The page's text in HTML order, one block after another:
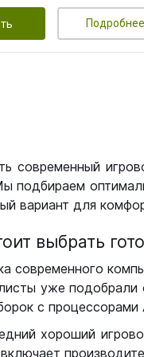
Подробнее
современный
подбираем
вариант для
выбрать
современного
уже подобрали
с процессорами
хороший